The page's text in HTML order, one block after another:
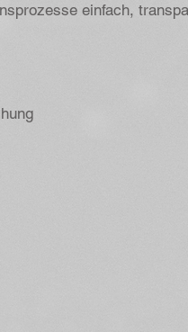
einfach,